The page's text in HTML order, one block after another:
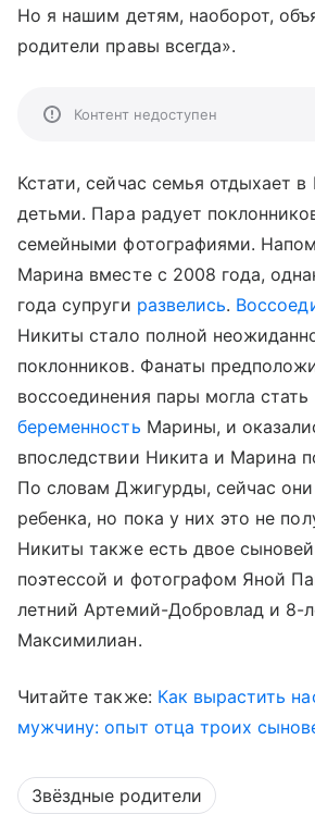
Но я нашим детям, наоборот,
родители правы всегда».
Контент недоступен
Кстати, сейчас семья отдыхает
детьми. Пара радует
семейными фотографиями.
Марина вместе с 2008 года,
года супруги развелись.
Никиты стало полной
поклонников. Фанаты
воссоединения пары могла стать
беременность Марины, и
впоследствии Никита и Марина
По словам Джигурды, сейчас они
ребенка, но пока у них это не
Никиты также есть двое
поэтессой и фотографом Яной
летний Артемий-Добровлад и 8-
Максимилиан.
Читайте также: Как вырастить
мужчину: опыт отца троих
Звёздные родители